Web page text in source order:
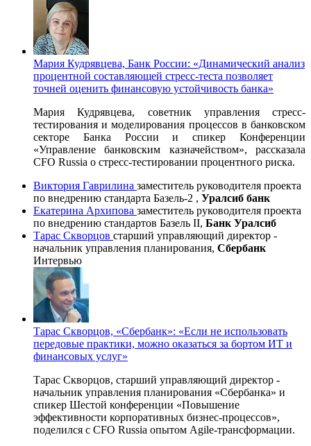
Мария Кудрявцева, Банк России: «Динамический анализ
процентной составляющей стресс-теста позволяет
точней оценить финансовую устойчивость банка»
Мария Кудрявцева, советник управления стресс-
тестирования и моделирования процессов в банковском
секторе Банка России и спикер Конференции
«Управление банковским казначейством», рассказала
CFO Russia о стресс-тестировании процентного риска.
Виктория Гаврилина заместитель руководителя проекта
по внедрению стандарта Базель-2 , Уралсиб банк
Екатерина Архипова заместитель руководителя проекта
по внедрению стандартов Базель II, Банк Уралсиб
Тарас Скворцов старший управляющий директор -
начальник управления планирования, Сбербанк
Интервью
Тарас Скворцов, «Сбербанк»: «Если не использовать
передовые практики, можно оказаться за бортом ИТ и
финансовых услуг»
Тарас Скворцов, старший управляющий директор -
начальник управления планирования «Сбербанка» и
спикер Шестой конференции «Повышение
эффективности корпоративных бизнес-процессов»,
поделился с CFO Russia опытом Agile-трансформации.